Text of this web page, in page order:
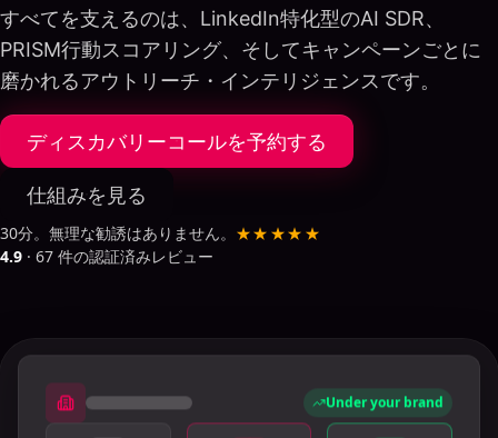
すべてを支えるのは、LinkedIn特化型のAI SDR、
PRISM行動スコアリング、そしてキャンペーンごとに
磨かれるアウトリーチ・インテリジェンスです。
ディスカバリーコールを予約する
仕組みを見る
30分。無理な勧誘はありません。 ★★★★★
4.9 · 67 件の認証済みレビュー
Under your brand